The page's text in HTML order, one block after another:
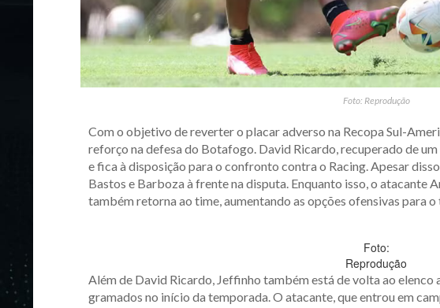
Foto: Reprodução
Com o objetivo de reverter o placar adverso na Recopa Sul-
reforço na defesa do Botafogo. David Ricardo, recuperado de
e fica à disposição para o confronto contra o Racing. Apesar
Bastos e Barboza à frente na disputa. Enquanto isso, o atacante
também retorna ao time, aumentando as opções ofensivas para o
Foto:
Reprodução
Além de David Ricardo, Jeffinho também está de volta ao elenco
gramados no início da temporada. O atacante, que entrou em